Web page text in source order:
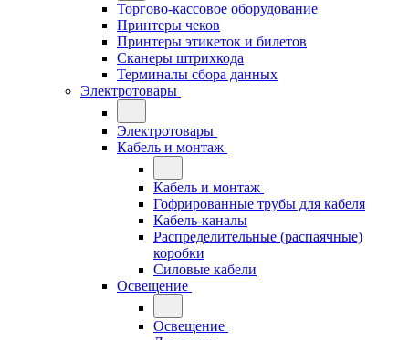
Торгово-кассовое оборудование
Принтеры чеков
Принтеры этикеток и билетов
Сканеры штрихкода
Терминалы сбора данных
Электротовары
Электротовары
Кабель и монтаж
Кабель и монтаж
Гофрированные трубы для кабеля
Кабель-каналы
Распределительные (распаячные)
коробки
Силовые кабели
Освещение
Освещение